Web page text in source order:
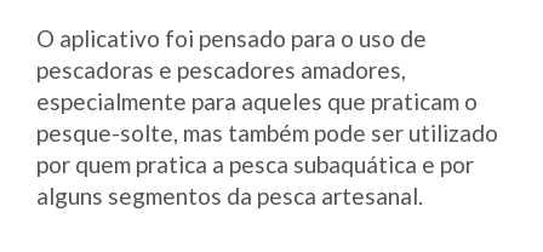
O aplicativo foi pensado para o uso de
pescadoras e pescadores amadores,
especialmente para aqueles que praticam o
pesque-solte, mas também pode ser utilizado
por quem pratica a pesca subaquática e por
alguns segmentos da pesca artesanal.